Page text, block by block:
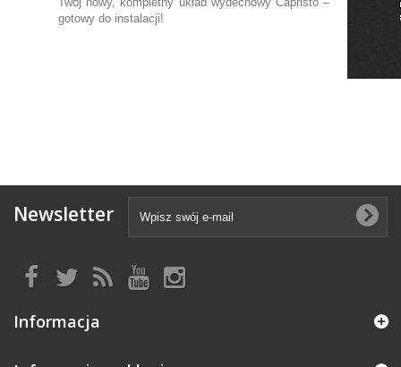
gotowy do instalacji!
Newsletter
Informacja